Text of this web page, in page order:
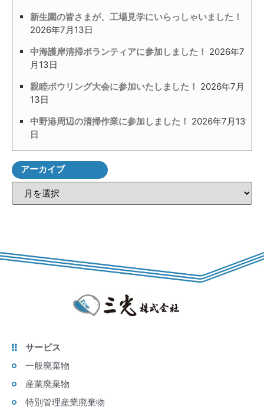
新生園の皆さまが、工場見学にいらっしゃいました！
2026年7月13日
中海護岸清掃ボランティアに参加しました！ 2026年7
月13日
親睦ボウリング大会に参加いたしました！ 2026年7月
13日
中野港周辺の清掃作業に参加しました！ 2026年7月13
日
アーカイブ
サービス
一般廃棄物
産業廃棄物
特別管理産業廃棄物